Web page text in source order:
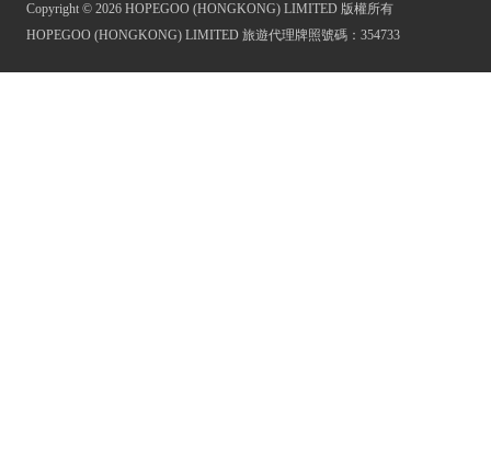
Copyright © 2026 HOPEGOO (HONGKONG) LIMITED 版權所有
HOPEGOO (HONGKONG) LIMITED 旅遊代理牌照號碼：354733